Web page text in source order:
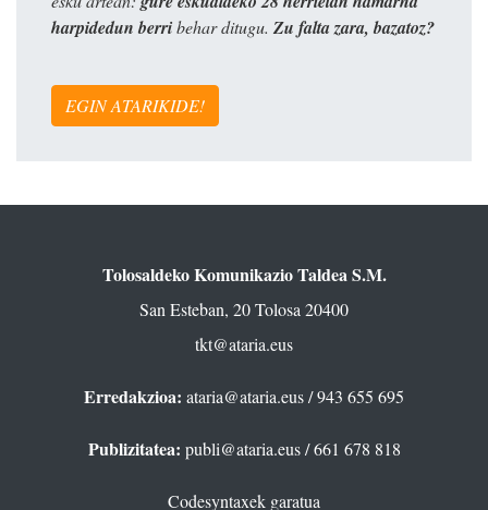
harpidedun berribehar ditugu. Zu falta zara, bazatoz?
EGIN ATARIKIDE!
Tolosaldeko Komunikazio Taldea S.M.
San Esteban, 20 Tolosa 20400
tkt@ataria.eus
Erredakzioa: ataria@ataria.eus/ 943 655 695
Publizitatea: publi@ataria.eus/ 661 678 818
Codesyntaxek garatua